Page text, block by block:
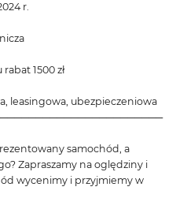
r.
1500 zł
leasingowa, ubezpieczeniowa
samochód, a
Zapraszamy na oględziny i
wycenimy i przyjmiemy w